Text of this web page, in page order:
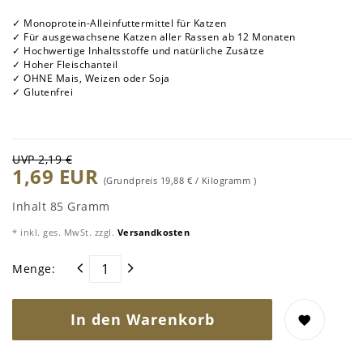
✓ Monoprotein-Alleinfuttermittel für Katzen
✓ Für ausgewachsene Katzen aller Rassen ab 12 Monaten
✓ Hochwertige Inhaltsstoffe und natürliche Zusätze
✓ Hoher Fleischanteil
✓ OHNE Mais, Weizen oder Soja
✓ Glutenfrei
UVP 2,19 €
1,69 EUR (Grundpreis 19,88 € / Kilogramm )
Inhalt 85 Gramm
* inkl. ges. MwSt. zzgl. Versandkosten
Menge:
In den Warenkorb